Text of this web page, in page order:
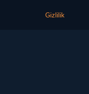
Gizlilik